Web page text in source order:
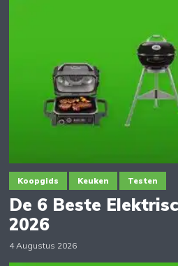
Koopgids Keuken Testen
De 6 Beste
2026
4 Augustus 2026